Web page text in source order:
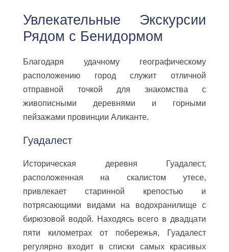
Увлекательные Экскурсии
Рядом с Бенидормом
Благодаря удачному географическому
расположению город служит отличной
отправной точкой для знакомства с
живописными деревнями и горными
пейзажами провинции Аликанте.
Гуадалест
Историческая деревня Гуадалест,
расположенная на скалистом утесе,
привлекает старинной крепостью и
потрясающими видами на водохранилище с
бирюзовой водой. Находясь всего в двадцати
пяти километрах от побережья, Гуадалест
регулярно входит в списки самых красивых